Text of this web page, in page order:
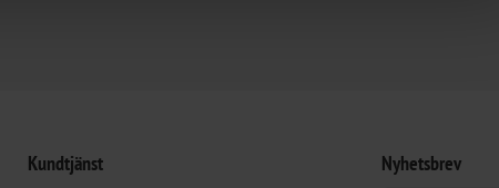
Kundtjänst
Nyhetsbrev